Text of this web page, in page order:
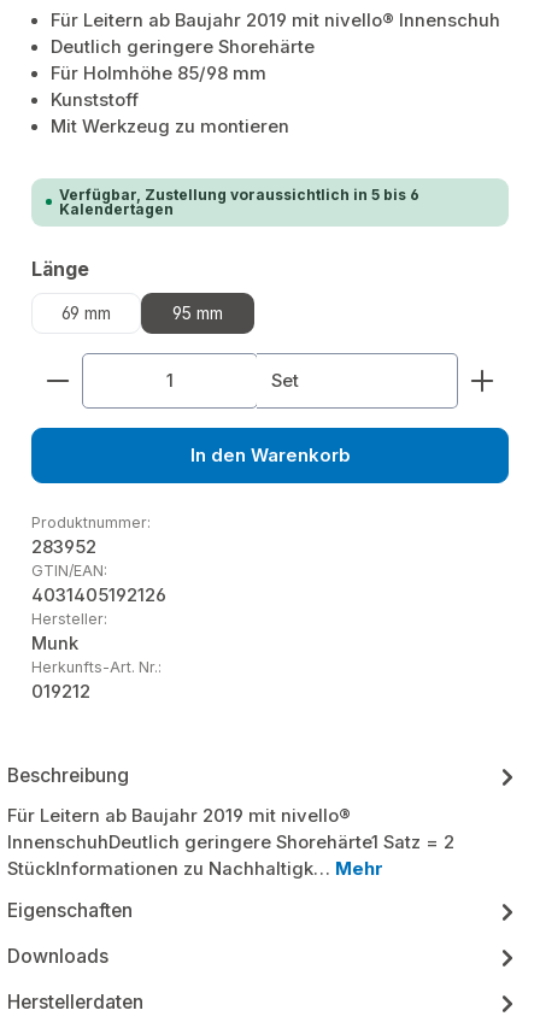
Für Leitern ab Baujahr 2019 mit nivello® Innenschuh
Deutlich geringere Shorehärte
Für Holmhöhe 85/98 mm
Kunststoff
Mit Werkzeug zu montieren
Verfügbar, Zustellung voraussichtlich in 5 bis 6
Kalendertagen
Längeauswählen
69 mm 95 mm
Produkt Anzahl: Gib den gewünschten Wert
Set
In den Warenkorb
Produktnummer:
283952
GTIN/EAN:
4031405192126
Hersteller:
Munk
Herkunfts-Art. Nr.:
019212
Beschreibung
Für Leitern ab Baujahr 2019 mit nivello®
InnenschuhDeutlich geringere Shorehärte1 Satz = 2
StückInformationen zu Nachhaltigk… Mehr
Eigenschaften
Downloads
Herstellerdaten